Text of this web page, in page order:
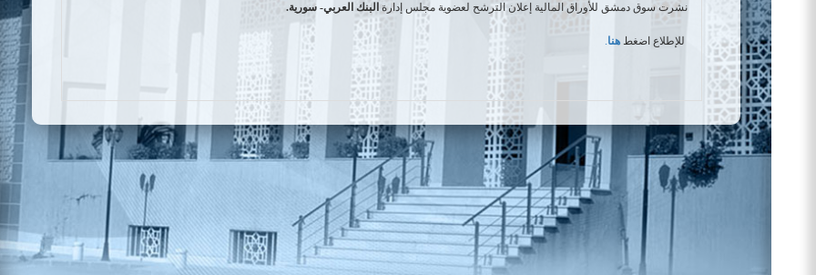
نشرت سوق دمشق للأوراق المالية إعلان الترشح لعضوية مجلس إدارةالبنك العربي- سورية.
للإطلاع اضغط هنا.